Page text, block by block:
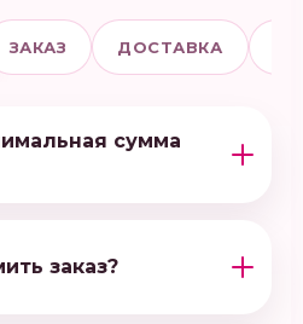
ЗАКАЗ ДОСТАВКА
сумма
заказ?